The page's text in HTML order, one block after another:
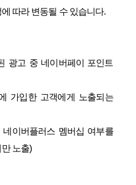
따라 변동될 수 있습니다.
광고 중 네이버페이 포인트
가입한 고객에게 노출되는
이버플러스 멤버십 여부를
노출)